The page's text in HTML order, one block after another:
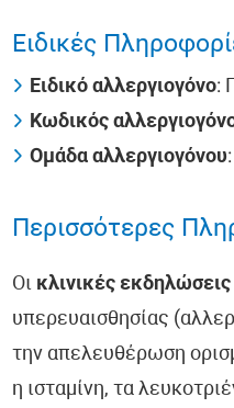
Ειδικές
Ειδικό αλλεργιογόνο:
Κωδικός
Ομάδα αλλεργιογόνου
Περισσότερες
Οι κλινικές εκδηλώσεις
υπερευαισθησίας
την απελευθέρωση
η ισταμίνη, τα